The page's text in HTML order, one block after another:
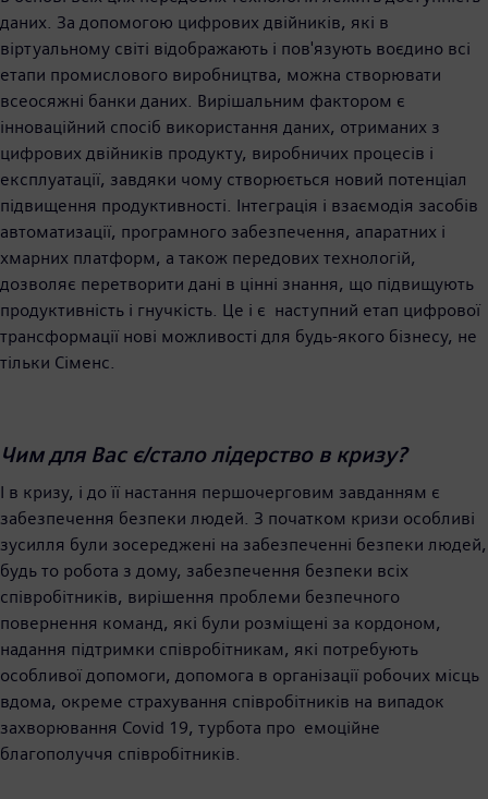
даних. За допомогою цифрових двійників, які в
віртуальному світі відображають і пов'язують воєдино всі
етапи промислового виробництва, можна створювати
всеосяжні банки даних. Вирішальним фактором є
інноваційний спосіб використання даних, отриманих з
цифрових двійників продукту, виробничих процесів і
експлуатації, завдяки чому створюється новий потенціал
підвищення продуктивності. Інтеграція і взаємодія засобів
автоматизації, програмного забезпечення, апаратних і
хмарних платформ, а також передових технологій,
дозволяє перетворити дані в цінні знання, що підвищують
продуктивність і гнучкість. Це і є наступний етап цифрової
трансформації нові можливості для будь-якого бізнесу, не
тільки Сіменс.
Чим для Вас є/стало лідерство в кризу?
І в кризу, і до її настання першочерговим завданням є
забезпечення безпеки людей. З початком кризи особливі
зусилля були зосереджені на забезпеченні безпеки людей,
будь то робота з дому, забезпечення безпеки всіх
співробітників, вирішення проблеми безпечного
повернення команд, які були розміщені за кордоном,
надання підтримки співробітникам, які потребують
особливої допомоги, допомога в організації робочих місць
вдома, окреме страхування співробітників на випадок
захворювання Covid 19, турбота про емоційне
благополуччя співробітників.